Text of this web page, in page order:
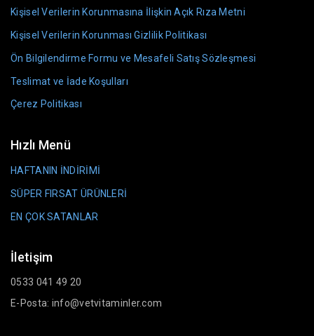
Kişisel Verilerin Korunmasına İlişkin Açık Rıza Metni
Kişisel Verilerin Korunması Gizlilik Politikası
Ön Bilgilendirme Formu ve Mesafeli Satış Sözleşmesi
Teslimat ve İade Koşulları
Çerez Politikası
Hızlı Menü
HAFTANIN İNDİRİMİ
SÜPER FIRSAT ÜRÜNLERİ
EN ÇOK SATANLAR
İletişim
0533 041 49 20
E-Posta: info@vetvitaminler.com